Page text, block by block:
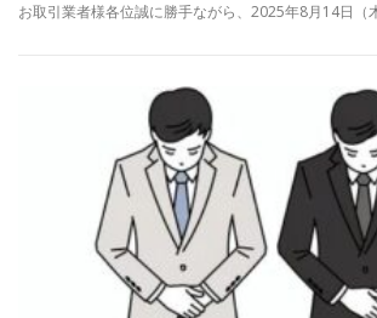
お取引業者様各位誠に勝手ながら、2025年8月14日（